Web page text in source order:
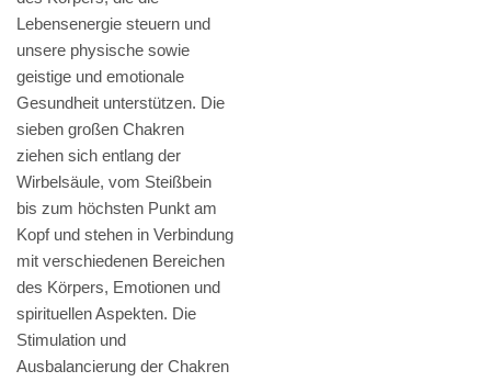
Lebensenergie steuern und
unsere physische sowie
geistige und emotionale
Gesundheit unterstützen. Die
sieben großen Chakren
ziehen sich entlang der
Wirbelsäule, vom Steißbein
bis zum höchsten Punkt am
Kopf und stehen in Verbindung
mit verschiedenen Bereichen
des Körpers, Emotionen und
spirituellen Aspekten. Die
Stimulation und
Ausbalancierung der Chakren